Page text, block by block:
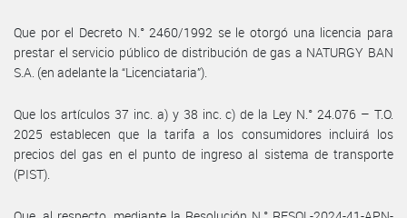
Que por el Decreto N.° 2460/1992 se le otorgó una licencia para
prestar el servicio público de distribución de gas a NATURGY BAN
S.A. (en adelante la “Licenciataria”).
Que los artículos 37 inc. a) y 38 inc. c) de la Ley N.° 24.076 – T.O.
2025 establecen que la tarifa a los consumidores incluirá los
precios del gas en el punto de ingreso al sistema de transporte
(PIST).